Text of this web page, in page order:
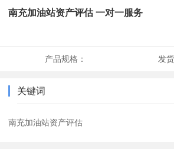
南充加油站资产评估 一对一服务
产品规格： 发
关键词
南充加油站资产评估